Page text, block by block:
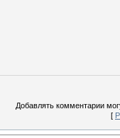
Добавлять комментарии
[